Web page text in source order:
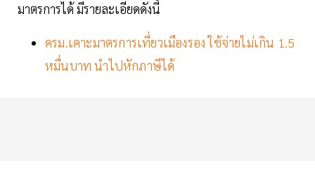
มาตรการได้ มีรายละเอียดดังนี้
ครม.เคาะมาตรการเที่ยวเมืองรอง ใช้จ่ายไม่เกิน 1.5
หมื่นบาท นำไปหักภาษีได้